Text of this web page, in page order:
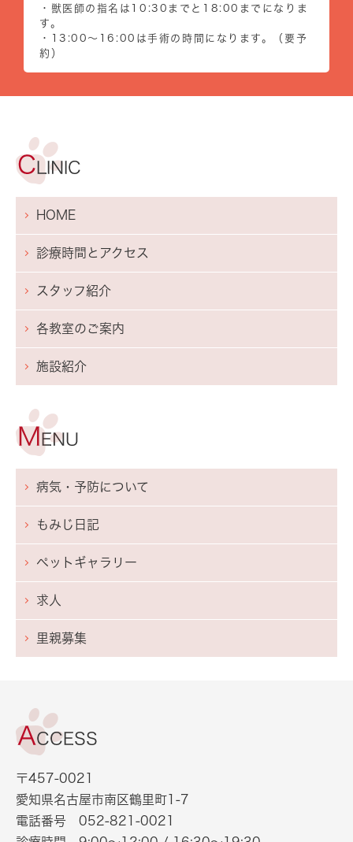
・獣医師の指名は10:30までと18:00までになりま
す。
・13:00～16:00は手術の時間になります。（要予
約）
HOME
診療時間とアクセス
スタッフ紹介
各教室のご案内
施設紹介
病気・予防について
もみじ日記
ペットギャラリー
求人
里親募集
〒457-0021
愛知県名古屋市南区鶴里町1-7
電話番号 052-821-0021